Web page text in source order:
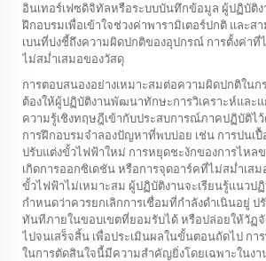
อินเทอร์เฟซดิจิทัลหรือระบบบันทึกข้อมูล ผู้ปฏิบัติง
ฝึกอบรมเพื่อเข้าใจช่วงค่าพารามิเตอร์ปกติ และส
เบนที่บ่งชี้ถึงความผิดปกติของอุปกรณ์ การตั้งค่าที่
ไม่สม่ำเสมอของวัสดุ
การตอบสนองอย่างเหมาะสมต่อความผิดปกติในก
ต้องให้ผู้ปฏิบัติงานพัฒนาทักษะการวิเคราะห์และ
ความรู้เชิงทฤษฎีเข้ากับประสบการณ์ภาคปฏิบัติไ
การฝึกอบรมจำลองปัญหาที่พบบ่อย เช่น การปนเปื้
ปรับแต่งขั้วไฟฟ้าใหม่ การหยุดชะงักของการไหล
เกิดการออกซิเดชัน หรือการจุดอาร์คที่ไม่สม่ำเสม
ขั้วไฟฟ้าไม่เหมาะสม ผู้ปฏิบัติงานจะเรียนรู้แนวป
กำหนดว่าควรยกเลิกการเชื่อมที่กำลังดำเนินอยู่ ป
ทันทีภายในขอบเขตที่ยอมรับได้ หรือปล่อยให้วัฏจั
ไปจนเสร็จสิ้น เพื่อประเมินผลในขั้นตอนถัดไป ก
ในการตัดสินใจนี้มีความสำคัญยิ่งโดยเฉพาะในง